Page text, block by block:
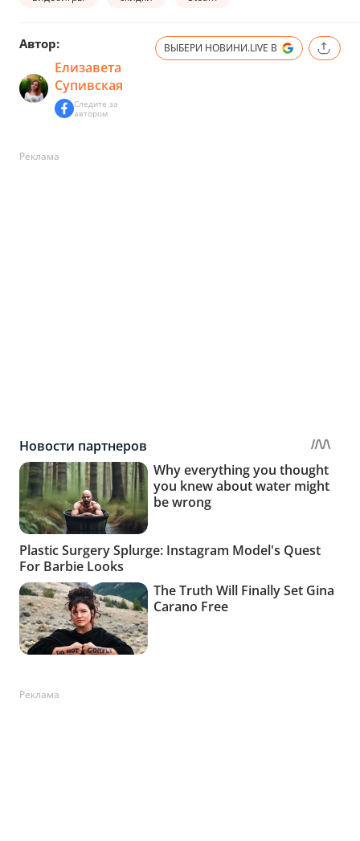
Автор:
Елизавета
Супивская
Следите за
автором
ВЫБЕРИ НОВИНИ.LIVE В
Реклама
Реклама